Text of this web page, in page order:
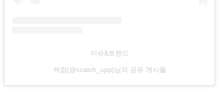
이슈&트렌드
케찹(@ccatch_upp)님의 공유 게시물